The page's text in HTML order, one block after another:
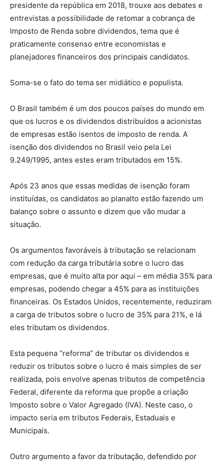
presidente da república em 2018, trouxe aos debates e
entrevistas a possibilidade de retomar a cobrança de
Imposto de Renda sobre dividendos, tema que é
praticamente consenso entre economistas e
planejadores financeiros dos principais candidatos.
Soma-se o fato do tema ser midiático e populista.
O Brasil também é um dos poucos países do mundo em
que os lucros e os dividendos distribuídos a acionistas
de empresas estão isentos de imposto de renda. A
isenção dos dividendos no Brasil veio pela Lei
9.249/1995, antes estes eram tributados em 15%.
Após 23 anos que essas medidas de isenção foram
instituídas, os candidatos ao planalto estão fazendo um
balanço sobre o assunto e dizem que vão mudar a
situação.
Os argumentos favoráveis à tributação se relacionam
com redução da carga tributária sobre o lucro das
empresas, que é muito alta por aqui – em média 35% para
empresas, podendo chegar a 45% para as instituições
financeiras. Os Estados Unidos, recentemente, reduziram
a carga de tributos sobre o lucro de 35% para 21%, e lá
eles tributam os dividendos.
Esta pequena “reforma” de tributar os dividendos e
reduzir os tributos sobre o lucro é mais simples de ser
realizada, pois envolve apenas tributos de competência
Federal, diferente da reforma que propõe a criação
Imposto sobre o Valor Agregado (IVA). Neste caso, o
impacto seria em tributos Federais, Estaduais e
Municipais.
Outro argumento a favor da tributação, defendido por